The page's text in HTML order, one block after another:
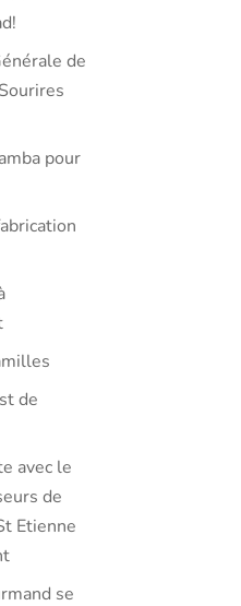
de
pour
de
avec le
de
Etienne
se